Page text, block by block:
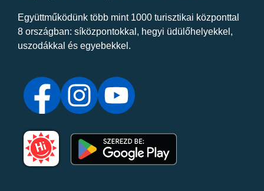
Együttműködünk több mint 1000 turisztikai központtal
8 országban: síközpontokkal, hegyi üdülőhelyekkel,
uszodákkal és egyebekkel.